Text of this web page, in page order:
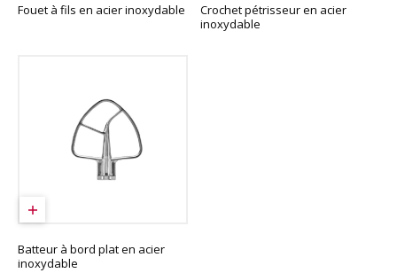
Fouet à fils en acier inoxydable
Crochet pétrisseur en acier
inoxydable
Batteur à bord plat en acier
inoxydable